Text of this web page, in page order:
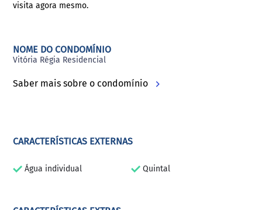
visita agora mesmo.
NOME DO CONDOMÍNIO
Vitória Régia Residencial
Saber mais sobre o condomínio
CARACTERÍSTICAS EXTERNAS
Água individual Quintal